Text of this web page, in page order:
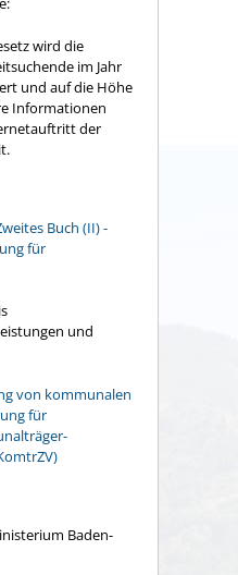
wird die
im Jahr
und auf die Höhe
Informationen
der
Buch (II) -
für
und
von kommunalen
für
Baden-